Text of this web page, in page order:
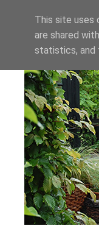
This site uses
are shared
statistics, and